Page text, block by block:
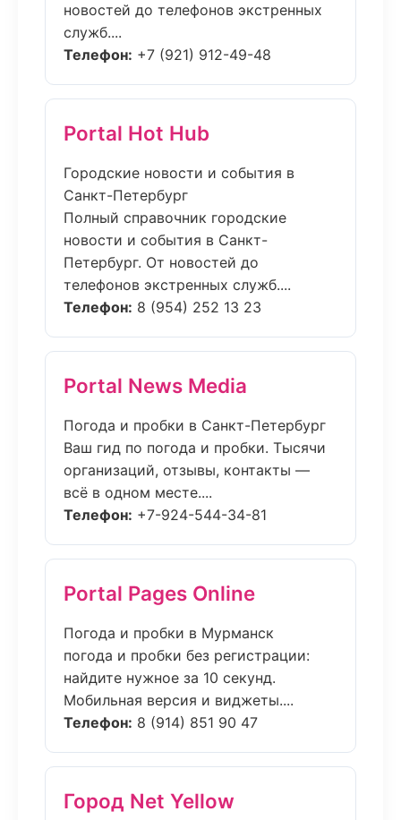
новостей до телефонов экстренных
служб....
Телефон: +7 (921) 912-49-48
Portal Hot Hub
Городские новости и события в
Санкт-Петербург
Полный справочник городские
новости и события в Санкт-
Петербург. От новостей до
телефонов экстренных служб....
Телефон: 8 (954) 252 13 23
Portal News Media
Погода и пробки в Санкт-Петербург
Ваш гид по погода и пробки. Тысячи
организаций, отзывы, контакты —
всё в одном месте....
Телефон: +7-924-544-34-81
Portal Pages Online
Погода и пробки в Мурманск
погода и пробки без регистрации:
найдите нужное за 10 секунд.
Мобильная версия и виджеты....
Телефон: 8 (914) 851 90 47
Город Net Yellow